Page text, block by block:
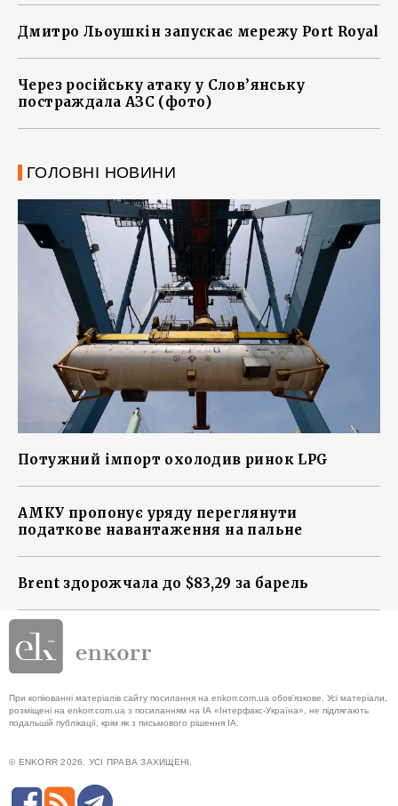
Дмитро Льоушкін запускає мережу Port Royal
Через російську атаку у Слов’янську
постраждала АЗС (фото)
ГОЛОВНІ НОВИНИ
Потужний імпорт охолодив ринок LPG
АМКУ пропонує уряду переглянути
податкове навантаження на пальне
Brent здорожчала до $83,29 за барель
При копіюванні матеріалів сайту посилання на enkorr.com.ua обов'язкове. Усі матеріали,
розміщені на enkorr.com.ua з посиланням на ІА «Інтерфакс-Україна», не підлягають
подальшій публікації, крім як з письмового рішення ІА.
© ENKORR 2026. УСІ ПРАВА ЗАХИЩЕНІ.